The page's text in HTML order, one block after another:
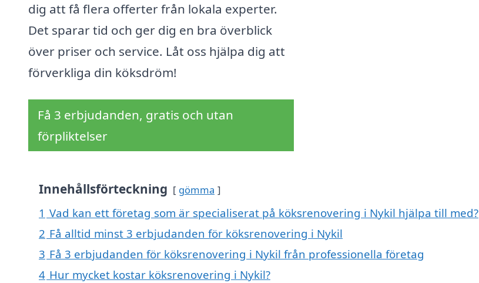
dig att få flera offerter från lokala experter.
Det sparar tid och ger dig en bra överblick
över priser och service. Låt oss hjälpa dig att
förverkliga din köksdröm!
Få 3 erbjudanden, gratis och utan
förpliktelser
Innehållsförteckning gömma
1 Vad kan ett företag som är specialiserat på köksrenovering i Nykil hjälpa till med?
2 Få alltid minst 3 erbjudanden för köksrenovering i Nykil
3 Få 3 erbjudanden för köksrenovering i Nykil från professionella företag
4 Hur mycket kostar köksrenovering i Nykil?